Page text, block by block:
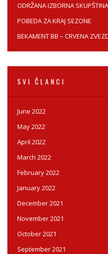
ODRŽANA IZBORNA
POBEDA ZA KRAJ SEZONE
BEКAMENT BB – CRVENA
SVI ČLANCI
June 2022
May 2022
April 2022
March 2022
February 2022
January 2022
December 2021
November 2021
October 2021
September 2021